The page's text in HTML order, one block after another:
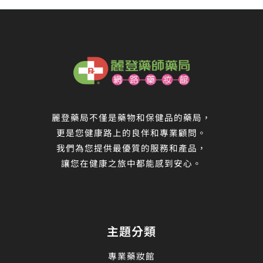
麗登藥局不僅是藥物和保健品的藥局，
更是您健康路上的良伴和專業顧問。
我們為您提供最優質的服務和產品，
讓您在健康之旅中都能感到安心。
主題分類
專業藥妝館